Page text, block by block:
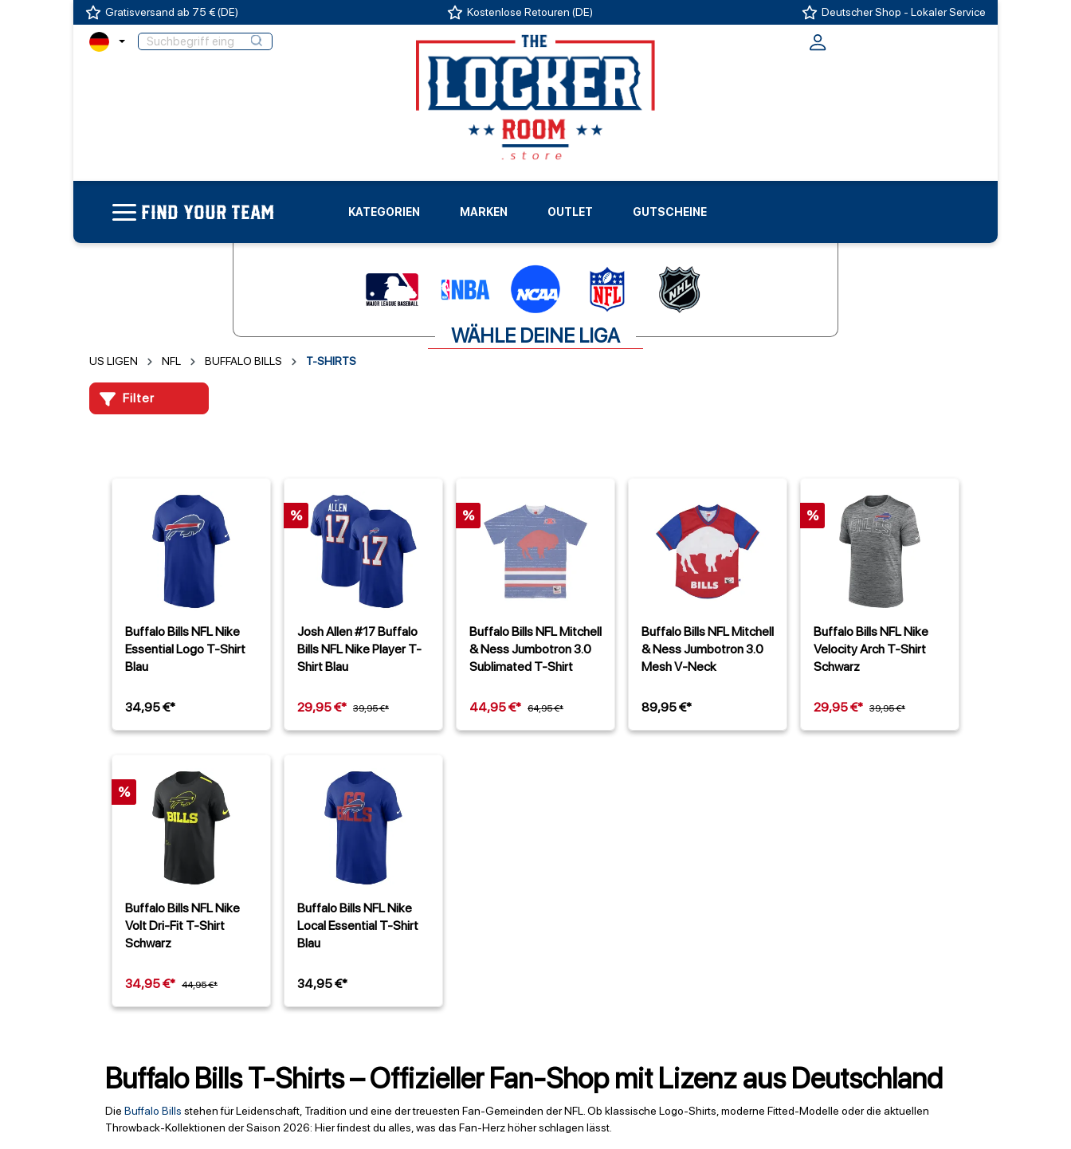
Gratisversand ab 75 € (DE) Kostenlose Retouren (DE) Deutscher Shop - Lokaler Service
FIND YOUR TEAM KATEGORIEN MARKEN
LIGEN
OUTLET GUTSCHEINE
WÄHLE DEINE LIGA
US LIGEN NFL BUFFALO BILLS T-SHIRTS
Filter
Buffalo Bills NFL Nike
Essential Logo T-Shirt
Blau
34,95 €*
%
Josh Allen #17 Buffalo
Bills NFL Nike Player T-
Shirt Blau
29,95 €* 39,95 €*
%
Buffalo Bills NFL Mitchell
& Ness Jumbotron 3.0
Sublimated T-Shirt
44,95 €* 64,95 €*
Buffalo Bills NFL Mitchell
& Ness Jumbotron 3.0
Mesh V-Neck
89,95 €*
%
Buffalo Bills NFL Nike
Velocity Arch T-Shirt
Schwarz
29,95 €* 39,95 €*
%
Buffalo Bills NFL Nike
Volt Dri-Fit T-Shirt
Schwarz
34,95 €* 44,95 €*
Buffalo Bills NFL Nike
Local Essential T-Shirt
Blau
34,95 €*
Buffalo Bills T-Shirts – Offizieller Fan-Shop mit Lizenz aus Deutschland
Die Buffalo Bills stehen für Leidenschaft, Tradition und eine der treuesten Fan-Gemeinden der NFL. Ob klassische Logo-Shirts, moderne Fitted-Modelle oder die aktuellen
Throwback-Kollektionen der Saison 2026: Hier findest du alles, was das Fan-Herz höher schlagen lässt.